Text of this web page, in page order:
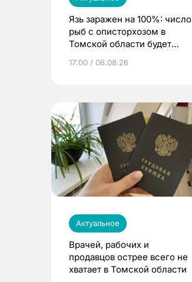
Язь заражен на 100%: число
рыб с описторхозом в
Томской области будет
17:00 / 06.08.26
Актуальное
Врачей, рабочих и
продавцов острее всего не
хватает в Томской области